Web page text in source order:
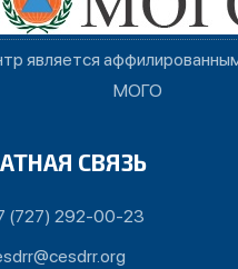
является
МОГО
СВЯЗЬ
(727) 292-00-23